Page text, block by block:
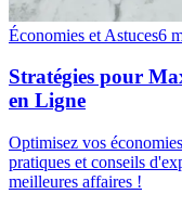
Économies et Astuces6
Stratégies pour
en Ligne
Optimisez vos
pratiques et conseils
meilleures affaires !